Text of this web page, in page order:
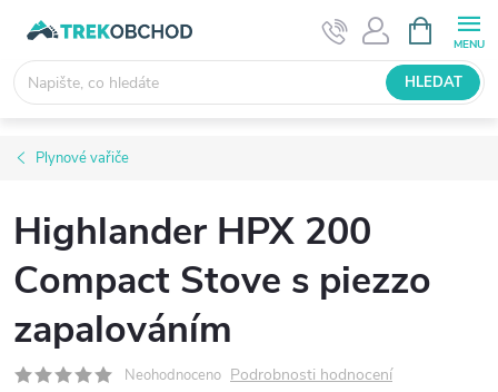
obsah
NÁKUPNÍ
KOŠÍK
HLEDAT
Plynové vařiče
Highlander HPX 200
Compact Stove s piezzo
zapalováním
Neohodnoceno Podrobnosti hodnocení